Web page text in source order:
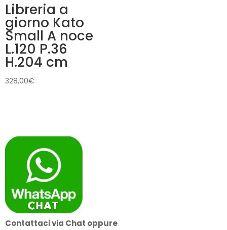
Libreria a
giorno Kato
Small A noce
L.120 P.36
H.204 cm
328,00€
Contattaci via Chat oppure